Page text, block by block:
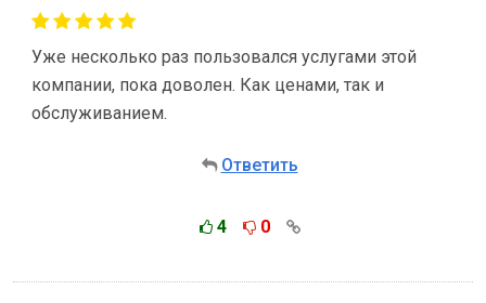
Уже несколько раз пользовался услугами этой
компании, пока доволен. Как ценами, так и
обслуживанием.
Ответить
4 0